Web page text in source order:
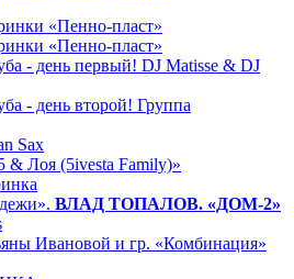
«Пенно-пласт»
«Пенно-пласт»
- день первый! DJ Matisse & DJ
- день второй! Группа
Sax
& Лоя (5ivesta Family)»
ВЛАД ТОПАЛОВ. «ДОМ-2»
Ивановой и гр. «Комбинация»